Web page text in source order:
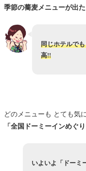
季節の蕎麦メニューが出
同じホテルで
高!!
どのメニューも とても気
「全国ドーミーインめぐ
いよいよ「ドーミ